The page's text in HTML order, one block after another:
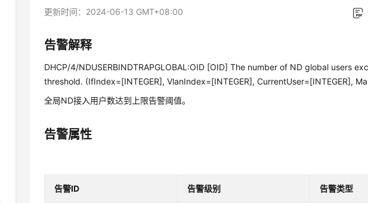
更新时间： 2024-06-13 GMT+08:00
告警解释
DHCP/4/NDUSERBINDTRAPGLOBAL:OID [OID] The number of ND global users
threshold. (IfIndex=[INTEGER], VlanIndex=[INTEGER], CurrentUser=[INTEGER],
全局ND接入用户数达到上限告警阈值。
告警属性
告警ID 告警级别 告警类型